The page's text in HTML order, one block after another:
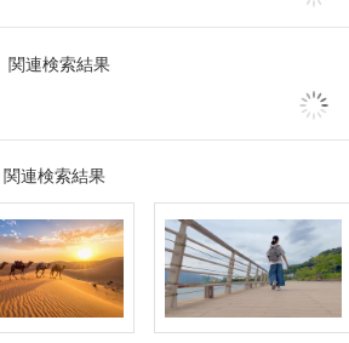
関連検索結果
連検索結果